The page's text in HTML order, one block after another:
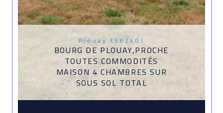
Plouay (56240)
BOURG DE PLOUAY,PROCHE
TOUTES COMMODITÉS
MAISON 4 CHAMBRES SUR
SOUS SOL TOTAL